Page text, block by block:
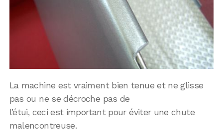
La machine est vraiment bien tenue et ne glisse
pas ou ne se décroche pas de
l’étui, ceci est important pour éviter une chute
malencontreuse.